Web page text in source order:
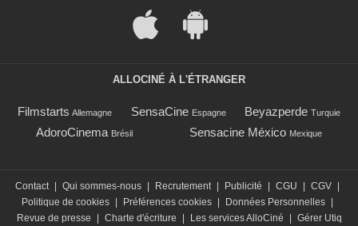
ALLOCINÉ À L'ÉTRANGER
Filmstarts Allemagne SensaCine Espagne Beyazperde Turquie
AdoroCinema Brésil Sensacine México Mexique
Contact Qui sommes-nous Recrutement Publicité CGU CGV
Politique de cookies
Préférences cookies Données Personnelles
Revue de presse
Charte d'écriture Les services AlloCiné Gérer Utiq